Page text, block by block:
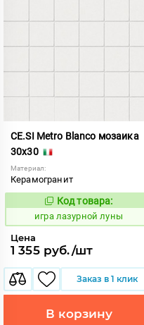
CE.SI Metro Blanco мозаика
30x30
Материал:
Керамогранит
552045
Код товара:
игра лазурной луны
Цена
1 355 руб./шт
Заказ в 1 клик
В корзину